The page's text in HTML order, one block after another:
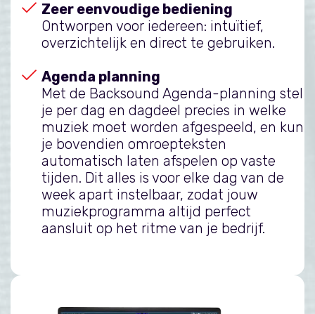
Zeer eenvoudige bediening
Ontworpen voor iedereen: intuïtief,
overzichtelijk en direct te gebruiken.
Agenda planning
Met de Backsound Agenda-planning stel
je per dag en dagdeel precies in welke
muziek moet worden afgespeeld, en kun
je bovendien omroepteksten
automatisch laten afspelen op vaste
tijden. Dit alles is voor elke dag van de
week apart instelbaar, zodat jouw
muziekprogramma altijd perfect
aansluit op het ritme van je bedrijf.